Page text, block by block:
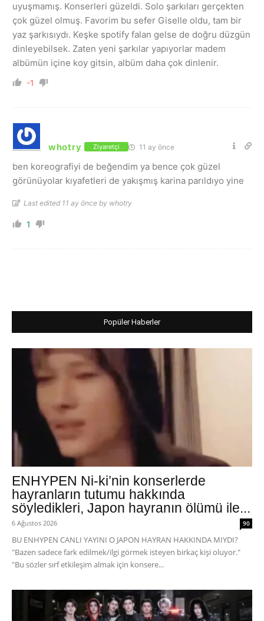
uyuşmamış. Konserleri güzeldi. Solo şarkıları gerçekten
çok güzel olmuş. Favorim bu sefer Giselle oldu, tam bir
yaz şarkısıydı. Keşke spotify falan gelse de doğru düzgün
dinleyebilsek. Zaten yeni şarkılar yapıyorlar madem
albümün içine koy gitsin, albüm daha çok dinlenir.
-1
whotry Ziyaretçi 11 ay önce
ben koreografiyi de beğendim ya bence çok güzel
görünüyolar kıyafetleri de yakışmış karina parıldıyo yine
Last edited 11 ay önce by whotry
1
Popüler Haberler
ENHYPEN Ni-ki’nin konserlerde
hayranların tutumu hakkında
söyledikleri, Japon hayranın ölümü ile...
6 Ağustos 2026 90
BU ENHYPEN CANLI YAYINI O JAPON HAYRAN HAKKINDA MIYDI?
"Bazen sadece fark edilmek/ilgi görmek isteyen birkaç kişi oluyor."
"Bu sözler sırf etkileşim almak için konsere...